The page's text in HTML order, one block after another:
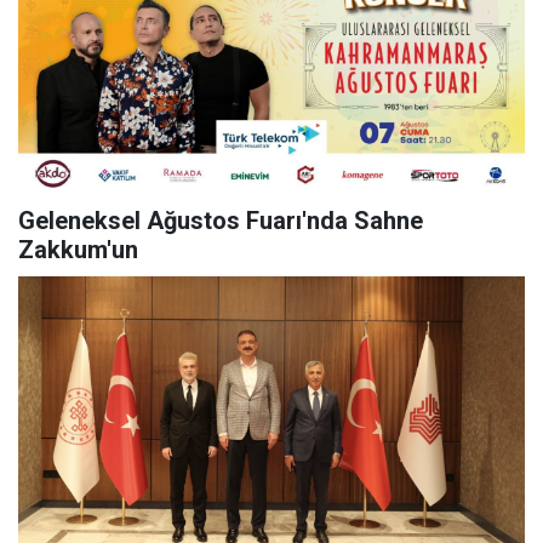
Geleneksel Ağustos Fuarı'nda Sahne
Zakkum'un